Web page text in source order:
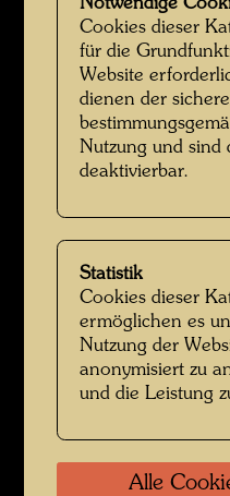
Notwendige
Cookies dieser
für die
Website
dienen der
Nutzung und sind
deaktivierbar.
Statistik
Cookies dieser
ermöglichen es
Nutzung der
anonymisiert zu
und die Leistung
Alle